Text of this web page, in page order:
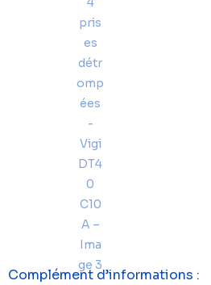
Complément d’informations :